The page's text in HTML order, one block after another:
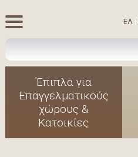
ΕΛ |
Έπιπλα για
Επαγγελματικούς
χώρους &
Κατοικίες